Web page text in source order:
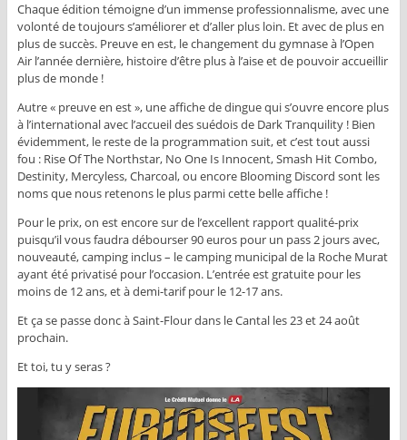
Chaque édition témoigne d’un immense professionnalisme, avec une
volonté de toujours s’améliorer et d’aller plus loin. Et avec de plus en
plus de succès. Preuve en est, le changement du gymnase à l’Open
Air l’année dernière, histoire d’être plus à l’aise et de pouvoir accueillir
plus de monde !
Autre « preuve en est », une affiche de dingue qui s’ouvre encore plus
à l’international avec l’accueil des suédois de Dark Tranquility ! Bien
évidemment, le reste de la programmation suit, et c’est tout aussi
fou : Rise Of The Northstar, No One Is Innocent, Smash Hit Combo,
Destinity, Mercyless, Charcoal, ou encore Blooming Discord sont les
noms que nous retenons le plus parmi cette belle affiche !
Pour le prix, on est encore sur de l’excellent rapport qualité-prix
puisqu’il vous faudra débourser 90 euros pour un pass 2 jours avec,
nouveauté, camping inclus – le camping municipal de la Roche Murat
ayant été privatisé pour l’occasion. L’entrée est gratuite pour les
moins de 12 ans, et à demi-tarif pour le 12-17 ans.
Et ça se passe donc à Saint-Flour dans le Cantal les 23 et 24 août
prochain.
Et toi, tu y seras ?